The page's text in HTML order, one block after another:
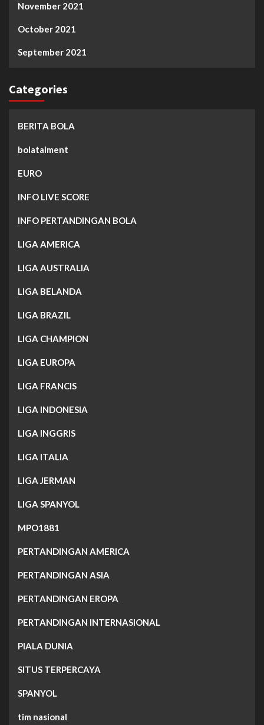
November 2021
October 2021
September 2021
Categories
BERITA BOLA
bolataiment
EURO
INFO LIVE SCORE
INFO PERTANDINGAN BOLA
LIGA AMERICA
LIGA AUSTRALIA
LIGA BELANDA
LIGA BRAZIL
LIGA CHAMPION
LIGA EUROPA
LIGA FRANCIS
LIGA INDONESIA
LIGA INGGRIS
LIGA ITALIA
LIGA JERMAN
LIGA SPANYOL
MPO1881
PERTANDINGAN AMERICA
PERTANDINGAN ASIA
PERTANDINGAN EROPA
PERTANDINGAN INTERNASIONAL
PIALA DUNIA
SITUS TERPERCAYA
SPANYOL
tim nasional